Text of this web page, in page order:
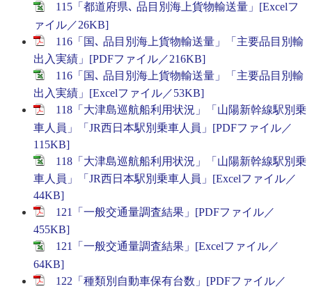
115「都道府県､ 品目別海上貨物輸送量」[Excelフ
ァイル／26KB]
116「国､ 品目別海上貨物輸送量」「主要品目別輸
出入実績」[PDFファイル／216KB]
116「国､ 品目別海上貨物輸送量」「主要品目別輸
出入実績」[Excelファイル／53KB]
118「大津島巡航船利用状況」「山陽新幹線駅別乗
車人員」「JR西日本駅別乗車人員」[PDFファイル／
115KB]
118「大津島巡航船利用状況」「山陽新幹線駅別乗
車人員」「JR西日本駅別乗車人員」[Excelファイル／
44KB]
121「一般交通量調査結果」[PDFファイル／
455KB]
121「一般交通量調査結果」[Excelファイル／
64KB]
122「種類別自動車保有台数」[PDFファイル／